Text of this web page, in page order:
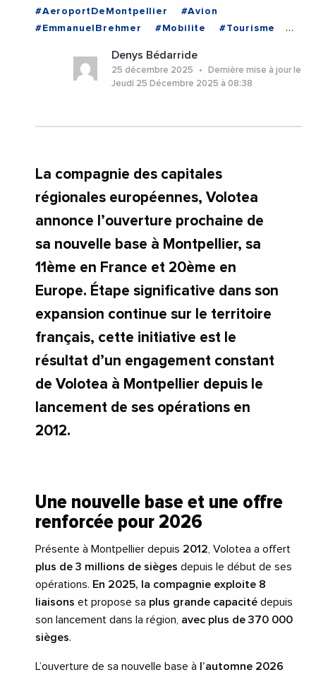
#AeroportDeMontpellier
#Avion
#EmmanuelBrehmer
#Mobilite
#Tourisme
#Montpellier #Occitanie
Denys Bédarride
25 décembre 2025
Dernière mise à jour le
Jeudi 25 Décembre 2025 à 08:38
La compagnie des capitales
régionales européennes, Volotea
annonce l’ouverture prochaine de
sa nouvelle base à Montpellier, sa
11ème en France et 20ème en
Europe. Étape significative dans son
expansion continue sur le territoire
français, cette initiative est le
résultat d’un engagement constant
de Volotea à Montpellier depuis le
lancement de ses opérations en
2012.
Une nouvelle base et une offre
renforcée pour 2026
Présente à Montpellier depuis 2012 , Volotea a offert
plus de 3 millions de sièges depuis le début de ses
opérations. En 2025, la compagnie exploite 8
liaisons et propose sa plus grande capacité depuis
son lancement dans la région, avec plus de 370 000
sièges.
L’ouverture de sa nouvelle base à
l’automne 2026